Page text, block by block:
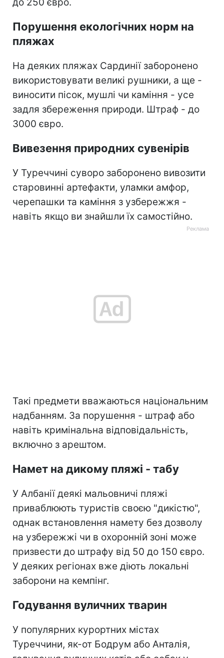
до 250 євро.
Порушення екологічних норм на
пляжах
На деяких пляжах Сардинії заборонено
використовувати великі рушники, а ще -
виносити пісок, мушлі чи каміння - усе
задля збереження природи. Штраф - до
3000 євро.
Вивезення природних сувенірів
У Туреччині суворо заборонено вивозити
старовинні артефакти, уламки амфор,
черепашки та каміння з узбережжя -
навіть якщо ви знайшли їх самостійно.
Такі предмети вважаються національним
надбанням. За порушення - штраф або
навіть кримінальна відповідальність,
включно з арештом.
Намет на дикому пляжі - табу
У Албанії деякі мальовничі пляжі
приваблюють туристів своєю "дикістю",
однак встановлення намету без дозволу
на узбережжі чи в охоронній зоні може
призвести до штрафу від 50 до 150 євро.
У деяких регіонах вже діють локальні
заборони на кемпінг.
Годування вуличних тварин
У популярних курортних містах
Туреччини, як-от Бодрум або Анталія,